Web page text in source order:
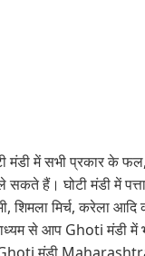
मंडी में सभी प्रकार के
सकते हैं। घोटी मंडी में
शिमला मिर्च, करेला आदि
से आप Ghoti मंडी में